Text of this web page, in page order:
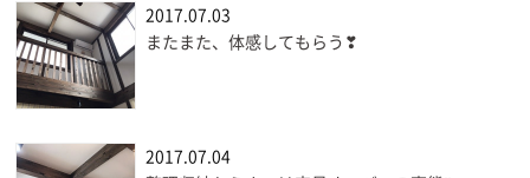
2017.07.03
またまた、体感してもらう❣
2017.07.04